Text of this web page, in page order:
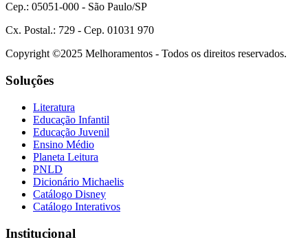
Cep.: 05051-000 - São Paulo/SP
Cx. Postal.: 729 - Cep. 01031 970
Copyright ©2025 Melhoramentos - Todos os direitos reservados.
Soluções
Literatura
Educação Infantil
Educação Juvenil
Ensino Médio
Planeta Leitura
PNLD
Dicionário Michaelis
Catálogo Disney
Catálogo Interativos
Institucional